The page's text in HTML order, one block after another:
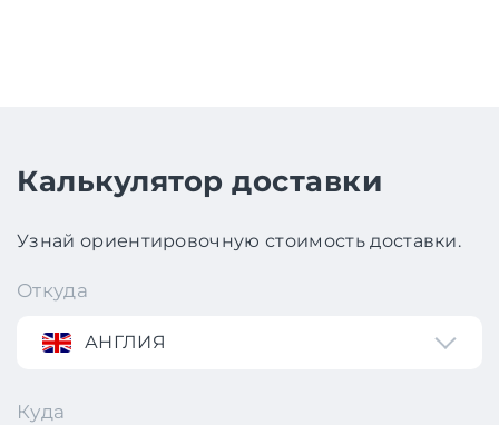
Калькулятор доставки
Узнай ориентировочную стоимость доставки.
Откуда
АНГЛИЯ
Куда